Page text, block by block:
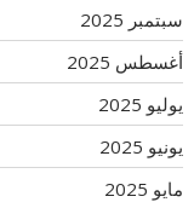
سبتمبر 2025
أغسطس 2025
يوليو 2025
يونيو 2025
مايو 2025